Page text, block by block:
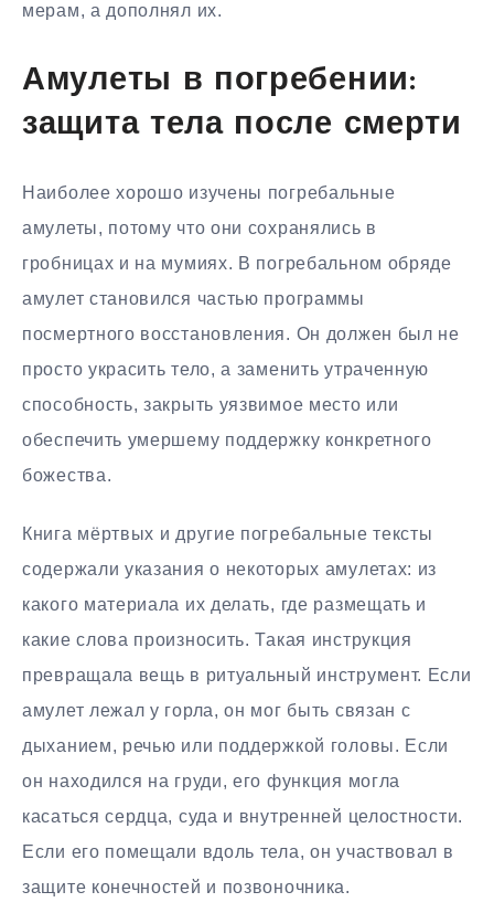
мерам, а дополнял их.
Амулеты в погребении:
защита тела после смерти
Наиболее хорошо изучены погребальные
амулеты, потому что они сохранялись в
гробницах и на мумиях. В погребальном обряде
амулет становился частью программы
посмертного восстановления. Он должен был не
просто украсить тело, а заменить утраченную
способность, закрыть уязвимое место или
обеспечить умершему поддержку конкретного
божества.
Книга мёртвых и другие погребальные тексты
содержали указания о некоторых амулетах: из
какого материала их делать, где размещать и
какие слова произносить. Такая инструкция
превращала вещь в ритуальный инструмент. Если
амулет лежал у горла, он мог быть связан с
дыханием, речью или поддержкой головы. Если
он находился на груди, его функция могла
касаться сердца, суда и внутренней целостности.
Если его помещали вдоль тела, он участвовал в
защите конечностей и позвоночника.